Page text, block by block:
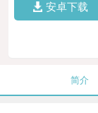
安卓下载
简介